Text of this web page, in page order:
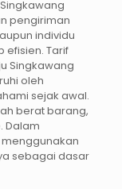
pengiriman
individu
efisien. Tarif
Singkawang
oleh
sejak awal.
berat barang,
Dalam
sebagai dasar